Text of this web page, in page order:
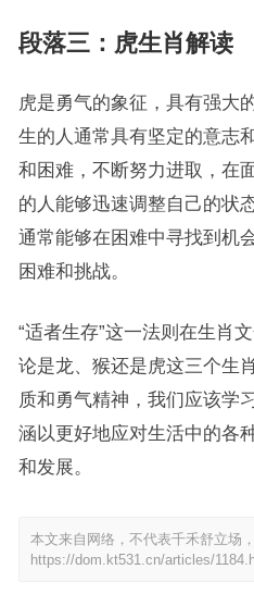
段落三：虎生肖解读
虎是勇气的象征，具有强大
生的人通常具有坚定的意志
和困难，不断努力进取，在
的人能够迅速调整自己的状
通常能够在困难中寻找到机
困难和挑战。
“适者生存”这一法则在生肖
论是龙、猴还是虎这三个生
质和勇气精神，我们应该学
涵以更好地应对生活中的各
和发展。
本文来自网络，不代表千禾舒立场
https://dom.kt531.cn/articles/